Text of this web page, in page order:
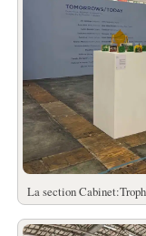
La section